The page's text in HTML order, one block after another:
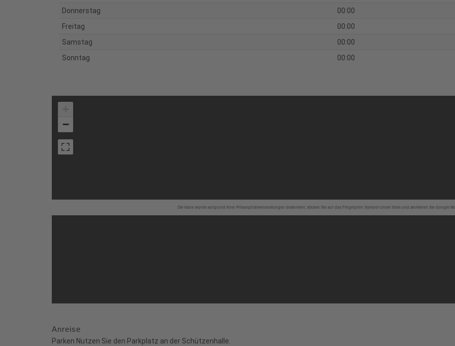
Donnerstag
00:00
Freitag
00:00
Samstag
00:00
Sonntag
00:00
Die Karte wurde aufgrund Ihrer Privatsphäreeinstellungen deaktiviert, klicken Sie auf das Fingerprint Symbol unten links und aktivieren Sie Google
−
Anreise
Parken Nutzen Sie den Parkplatz an der Schützenhalle.